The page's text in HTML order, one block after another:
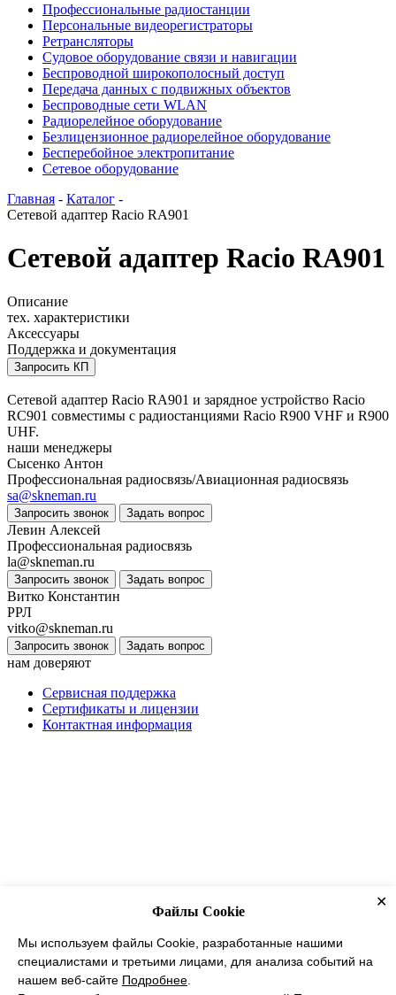
Профессиональные радиостанции
Персональные видеорегистраторы
Ретрансляторы
Судовое оборудование связи и навигации
Беспроводной широкополосный доступ
Передача данных с подвижных объектов
Беспроводные сети WLAN
Радиорелейное оборудование
Безлицензионное радиорелейное оборудование
Бесперебойное электропитание
Сетевое оборудование
Главная - Каталог -
Сетевой адаптер Racio RA901
Сетевой адаптер Racio RA901
Описание
тех. характеристики
Аксессуары
Поддержка и документация
Запросить КП
Сетевой адаптер Racio RA901 и зарядное устройство Racio
RC901 совместимы с радиостанциями Racio R900 VHF и R900
UHF.
наши менеджеры
Сысенко Антон
Профессиональная радиосвязь/Авиационная радиосвязь
sa@skneman.ru
Запросить звонок Задать вопрос
Левин Алексей
Профессиональная радиосвязь
la@skneman.ru
Запросить звонок Задать вопрос
Витко Константин
РРЛ
vitko@skneman.ru
Запросить звонок Задать вопрос
нам доверяют
Сервисная поддержка
Сертификаты и лицензии
Контактная информация
Файлы Cookie
Мы используем файлы Cookie, разработанные нашими
специалистами и третьими лицами, для анализа событий на
нашем веб-сайте Подробнее
✕